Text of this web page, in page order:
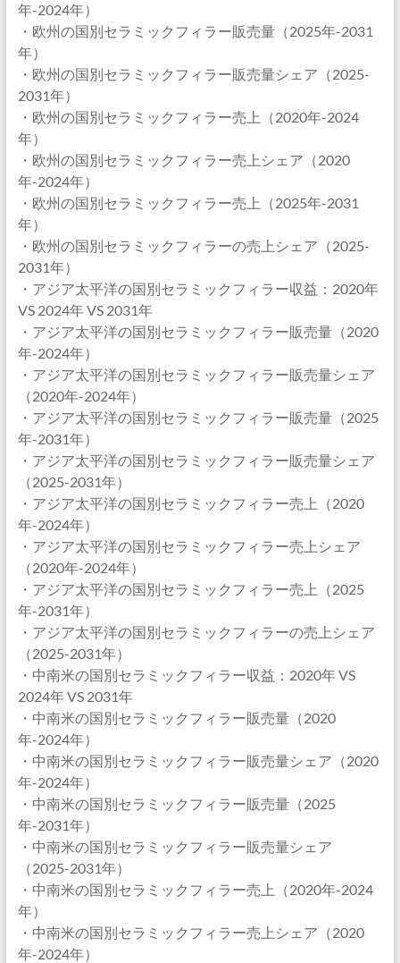
年-2024年）
・欧州の国別セラミックフィラー販売量（2025年-2031
年）
・欧州の国別セラミックフィラー販売量シェア（2025-
2031年）
・欧州の国別セラミックフィラー売上（2020年-2024
年）
・欧州の国別セラミックフィラー売上シェア（2020
年-2024年）
・欧州の国別セラミックフィラー売上（2025年-2031
年）
・欧州の国別セラミックフィラーの売上シェア（2025-
2031年）
・アジア太平洋の国別セラミックフィラー収益：2020年
VS 2024年 VS 2031年
・アジア太平洋の国別セラミックフィラー販売量（2020
年-2024年）
・アジア太平洋の国別セラミックフィラー販売量シェア
（2020年-2024年）
・アジア太平洋の国別セラミックフィラー販売量（2025
年-2031年）
・アジア太平洋の国別セラミックフィラー販売量シェア
（2025-2031年）
・アジア太平洋の国別セラミックフィラー売上（2020
年-2024年）
・アジア太平洋の国別セラミックフィラー売上シェア
（2020年-2024年）
・アジア太平洋の国別セラミックフィラー売上（2025
年-2031年）
・アジア太平洋の国別セラミックフィラーの売上シェア
（2025-2031年）
・中南米の国別セラミックフィラー収益：2020年 VS
2024年 VS 2031年
・中南米の国別セラミックフィラー販売量（2020
年-2024年）
・中南米の国別セラミックフィラー販売量シェア（2020
年-2024年）
・中南米の国別セラミックフィラー販売量（2025
年-2031年）
・中南米の国別セラミックフィラー販売量シェア
（2025-2031年）
・中南米の国別セラミックフィラー売上（2020年-2024
年）
・中南米の国別セラミックフィラー売上シェア（2020
年-2024年）